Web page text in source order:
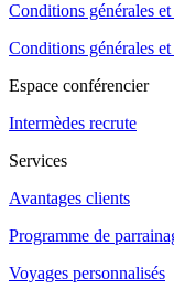
Conditions générales
Conditions générales
Espace conférencier
Intermèdes recrute
Services
Avantages clients
Programme de
Voyages personnalisés